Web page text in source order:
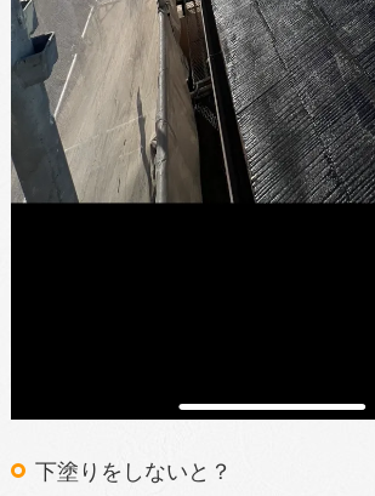
下塗りをしないと？